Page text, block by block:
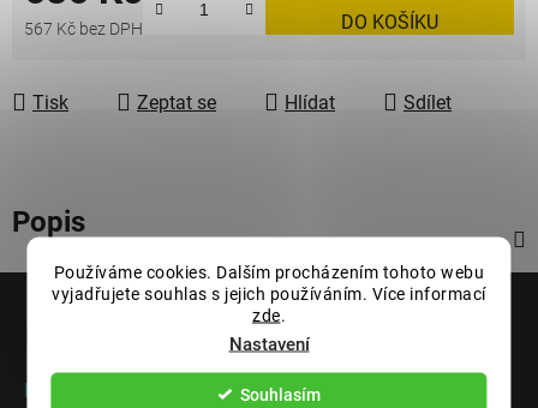
Používáme cookies. Dalším procházením tohoto webu
vyjadřujete souhlas s jejich používáním. Více informací
zde.
Nastavení
Souhlasím
567 Kč bez DPH DO KOŠÍKU
Tisk Zeptat se Hlídat Sdílet
Popis
Rady a tipy